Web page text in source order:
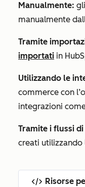
Manualmente:
manualmente
Tramite
importati in
Utilizzando le
commerce con
integrazioni
Tramite i flussi
creati utilizzando
Risorse